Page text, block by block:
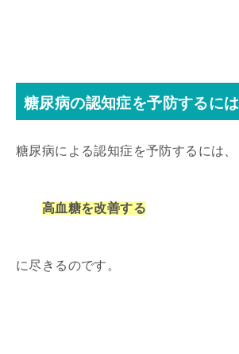
糖尿病の認知症を予防するには
糖尿病による認知症を予防するには、
高血糖を改善する
に尽きるのです。